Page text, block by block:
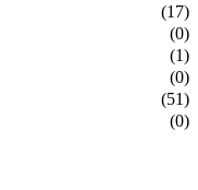
(17)
(0)
(1)
(0)
(51)
(0)